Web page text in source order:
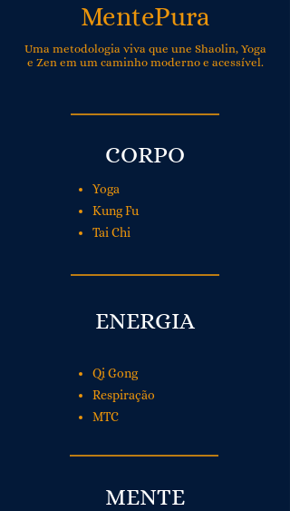
MentePura
Uma metodologia viva que une Shaolin, Yoga
e Zen em um caminho moderno e acessível.
CORPO
Yoga
Kung Fu
Tai Chi
ENERGIA
Qi Gong
Respiração
MTC
MENTE